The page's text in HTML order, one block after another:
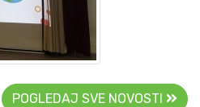
POGLEDAJ SVE NOVOSTI